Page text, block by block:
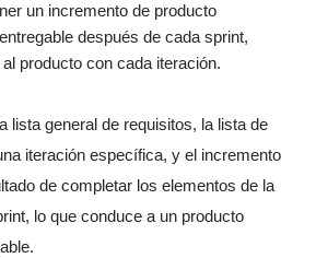
un incremento de producto
después de cada sprint,
producto con cada iteración.
lista general de requisitos, la lista de
iteración específica, y el incremento
de completar los elementos de la
lo que conduce a un producto